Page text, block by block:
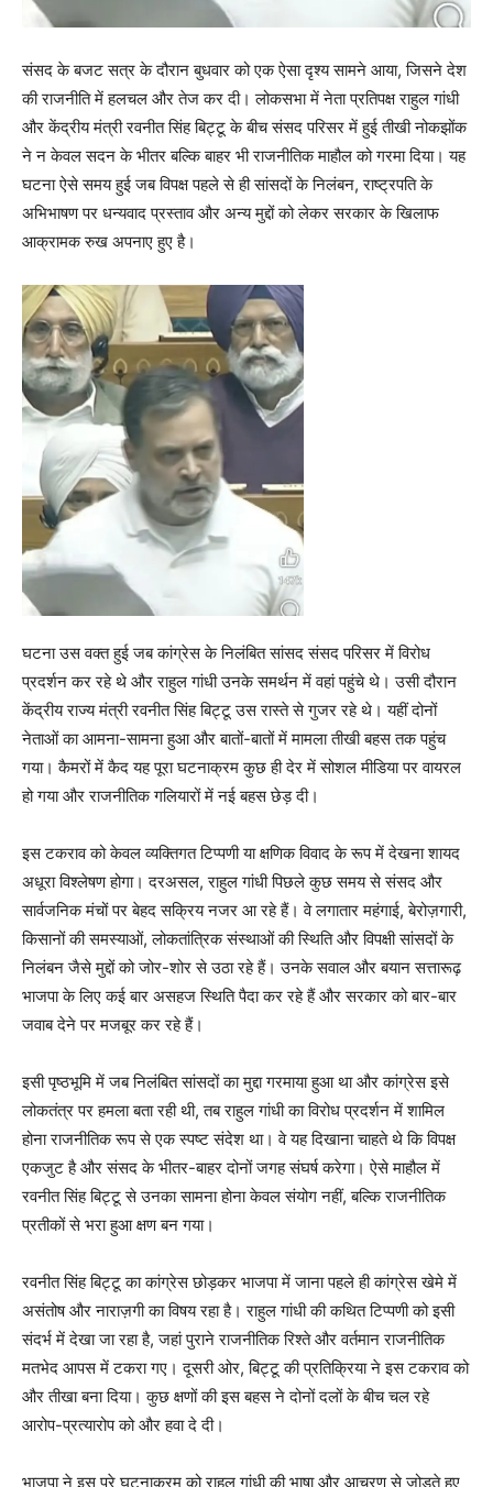
News Week
Magazine PRO
संसद के बजट सत्र के दौरान बुधवार को एक ऐसा दृश्य सामने आया, जिसने देश
की राजनीति में हलचल और तेज कर दी। लोकसभा में नेता प्रतिपक्ष राहुल गांधी
और केंद्रीय मंत्री रवनीत सिंह बिट्टू के बीच संसद परिसर में हुई तीखी नोकझोंक
ने न केवल सदन के भीतर बल्कि बाहर भी राजनीतिक माहौल को गरमा दिया। यह
घटना ऐसे समय हुई जब विपक्ष पहले से ही सांसदों के निलंबन, राष्ट्रपति के
अभिभाषण पर धन्यवाद प्रस्ताव और अन्य मुद्दों को लेकर सरकार के खिलाफ
आक्रामक रुख अपनाए हुए है।
घटना उस वक्त हुई जब कांग्रेस के निलंबित सांसद संसद परिसर में विरोध
प्रदर्शन कर रहे थे और राहुल गांधी उनके समर्थन में वहां पहुंचे थे। उसी दौरान
केंद्रीय राज्य मंत्री रवनीत सिंह बिट्टू उस रास्ते से गुजर रहे थे। यहीं दोनों
नेताओं का आमना-सामना हुआ और बातों-बातों में मामला तीखी बहस तक पहुंच
गया। कैमरों में कैद यह पूरा घटनाक्रम कुछ ही देर में सोशल मीडिया पर वायरल
हो गया और राजनीतिक गलियारों में नई बहस छेड़ दी।
इस टकराव को केवल व्यक्तिगत टिप्पणी या क्षणिक विवाद के रूप में देखना शायद
अधूरा विश्लेषण होगा। दरअसल, राहुल गांधी पिछले कुछ समय से संसद और
सार्वजनिक मंचों पर बेहद सक्रिय नजर आ रहे हैं। वे लगातार महंगाई, बेरोज़गारी,
किसानों की समस्याओं, लोकतांत्रिक संस्थाओं की स्थिति और विपक्षी सांसदों के
निलंबन जैसे मुद्दों को जोर-शोर से उठा रहे हैं। उनके सवाल और बयान सत्तारूढ़
भाजपा के लिए कई बार असहज स्थिति पैदा कर रहे हैं और सरकार को बार-बार
जवाब देने पर मजबूर कर रहे हैं।
इसी पृष्ठभूमि में जब निलंबित सांसदों का मुद्दा गरमाया हुआ था और कांग्रेस इसे
लोकतंत्र पर हमला बता रही थी, तब राहुल गांधी का विरोध प्रदर्शन में शामिल
होना राजनीतिक रूप से एक स्पष्ट संदेश था। वे यह दिखाना चाहते थे कि विपक्ष
एकजुट है और संसद के भीतर-बाहर दोनों जगह संघर्ष करेगा। ऐसे माहौल में
रवनीत सिंह बिट्टू से उनका सामना होना केवल संयोग नहीं, बल्कि राजनीतिक
प्रतीकों से भरा हुआ क्षण बन गया।
रवनीत सिंह बिट्टू का कांग्रेस छोड़कर भाजपा में जाना पहले ही कांग्रेस खेमे में
असंतोष और नाराज़गी का विषय रहा है। राहुल गांधी की कथित टिप्पणी को इसी
संदर्भ में देखा जा रहा है, जहां पुराने राजनीतिक रिश्ते और वर्तमान राजनीतिक
मतभेद आपस में टकरा गए। दूसरी ओर, बिट्टू की प्रतिक्रिया ने इस टकराव को
और तीखा बना दिया। कुछ क्षणों की इस बहस ने दोनों दलों के बीच चल रहे
आरोप-प्रत्यारोप को और हवा दे दी।
भाजपा ने इस पूरे घटनाक्रम को राहुल गांधी की भाषा और आचरण से जोड़ते हुए